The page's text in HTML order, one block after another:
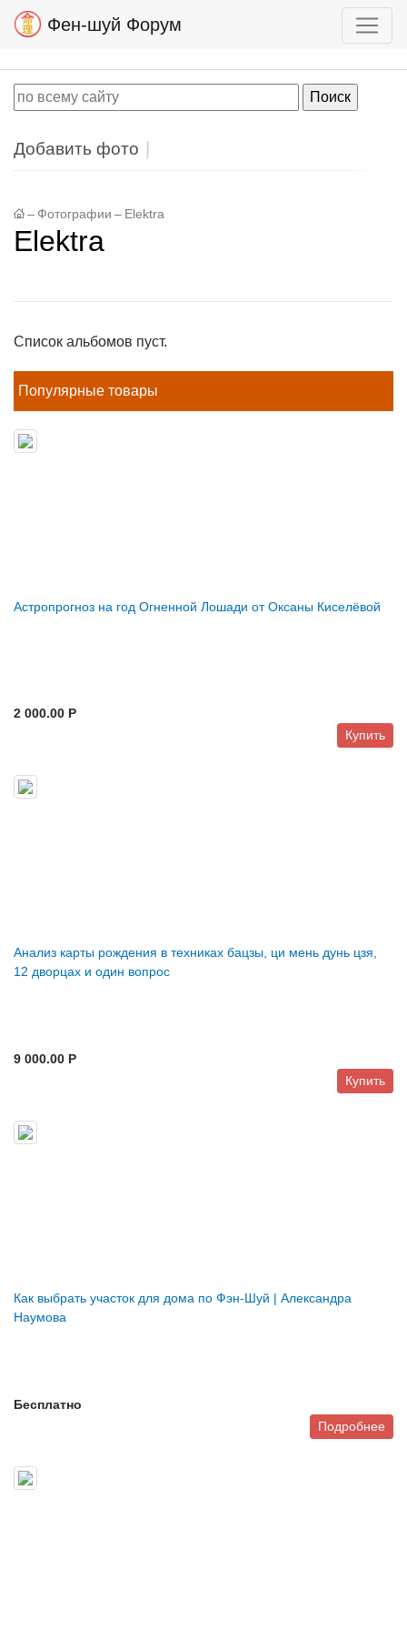
Фен-шуй Форум
Добавить фото
– Фотографии – Elektra
Elektra
Список альбомов пуст.
Популярные товары
Астропрогноз на год Огненной Лошади от Оксаны Киселёвой
2 000.00 P
Купить
Анализ карты рождения в техниках бацзы, ци мень дунь цзя,
12 дворцах и один вопрос
9 000.00 P
Купить
Как выбрать участок для дома по Фэн-Шуй | Александра
Наумова
Бесплатно
Подробнее